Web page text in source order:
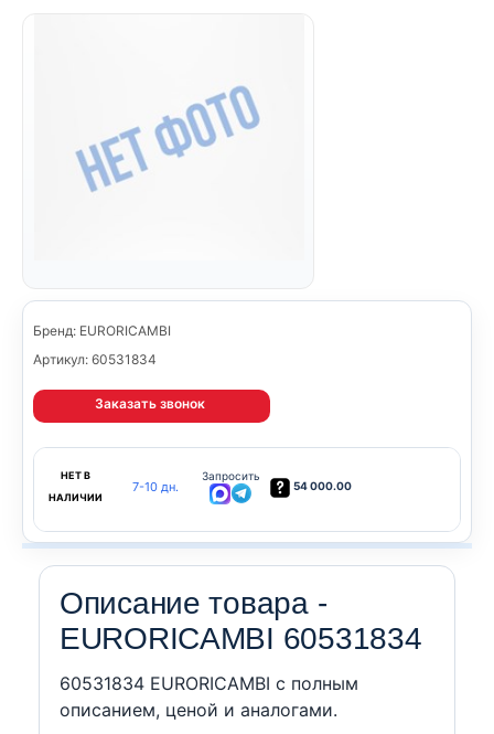
Бренд: EURORICAMBI
Артикул: 60531834
Заказать звонок
НЕТ В
НАЛИЧИИ
7-10 дн.
Запросить
54 000.00
Описание товара -
EURORICAMBI 60531834
60531834 EURORICAMBI c полным
описанием, ценой и аналогами.